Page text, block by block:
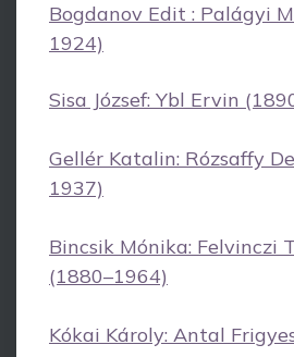
Bogdanov Edit : Palágyi
1924)
Sisa József: Ybl Ervin
Gellér Katalin: Rózsaffy
1937)
Bincsik Mónika: Felvinczi
(1880–1964)
Kókai Károly: Antal